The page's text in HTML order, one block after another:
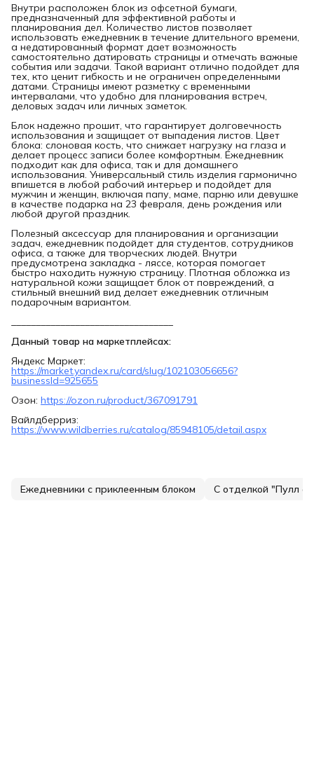
Внутри расположен блок из офсетной бумаги,
предназначенный для эффективной работы и
планирования дел. Количество листов позволяет
использовать ежедневник в течение длительного времени,
а недатированный формат дает возможность
самостоятельно датировать страницы и отмечать важные
события или задачи. Такой вариант отлично подойдет для
тех, кто ценит гибкость и не ограничен определенными
датами. Страницы имеют разметку с временными
интервалами, что удобно для планирования встреч,
деловых задач или личных заметок.
Блок надежно прошит, что гарантирует долговечность
использования и защищает от выпадения листов. Цвет
блока: слоновая кость, что снижает нагрузку на глаза и
делает процесс записи более комфортным. Ежедневник
подходит как для офиса, так и для домашнего
использования. Универсальный стиль изделия гармонично
впишется в любой рабочий интерьер и подойдет для
мужчин и женщин, включая папу, маме, парню или девушке
в качестве подарка на 23 февраля, день рождения или
любой другой праздник.
Полезный аксессуар для планирования и организации
задач, ежедневник подойдет для студентов, сотрудников
офиса, а также для творческих людей. Внутри
предусмотрена закладка - ляссе, которая помогает
быстро находить нужную страницу. Плотная обложка из
натуральной кожи защищает блок от повреждений, а
стильный внешний вид делает ежедневник отличным
подарочным вариантом.
Данный товар на маркетплейсах:
Яндекс Маркет:
https://market.yandex.ru/card/slug/102103056656?
businessId=925655
Озон: https://ozon.ru/product/367091791
Вайлдберриз:
https://www.wildberries.ru/catalog/85948105/detail.aspx
Ежедневники с приклеенным блоком С отделкой "Пулл